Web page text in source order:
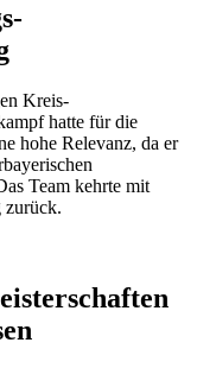
Kreis-
hatte für die
hohe Relevanz, da er
Team kehrte mit
zurück.